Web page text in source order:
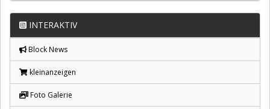
INTERAKTIV
Block News
kleinanzeigen
Foto Galerie